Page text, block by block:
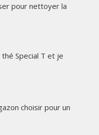
pour nettoyer la
thé Special T et je
choisir pour un